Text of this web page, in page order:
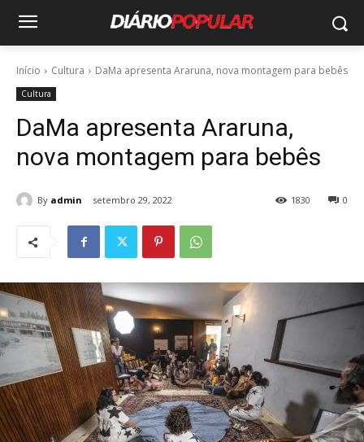
Início Cultura DaMa apresenta Araruna, nova montagem para bebês
Cultura
DaMa apresenta Araruna,
nova montagem para bebês
By admin setembro 29, 2022 0
1830